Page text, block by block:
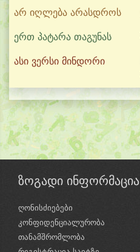
არ იღლება არასდროს
ერთ პატარა თაგუნას
ასი ვერსი მინდორი
ზოგადი ინფორმაცია
ღონისძიებები
კონფიდენციალურობა
თანამშრომლობა